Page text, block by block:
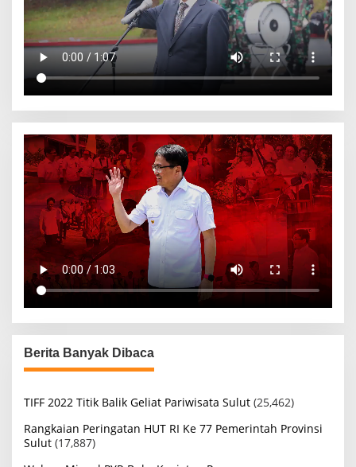
Berita Banyak Dibaca
TIFF 2022 Titik Balik Geliat Pariwisata Sulut (25,462)
Rangkaian Peringatan HUT RI Ke 77 Pemerintah Provinsi
Sulut (17,887)